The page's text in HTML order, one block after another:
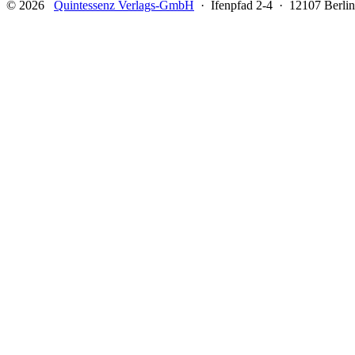
© 2026 Quintessenz Verlags-GmbH · Ifenpfad 2-4 · 12107